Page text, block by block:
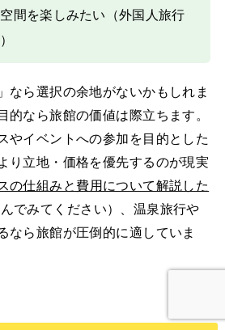
間を楽しみたい（外国人旅行
なら選択の余地がないかもしれま
なら旅館の価値は際立ちます。
やイベントへの参加を目的とした
り立地・価格を優先するのが現実
の仕組みと費用について解説した
でみてください）、温泉旅行や
なら旅館が圧倒的に適していま